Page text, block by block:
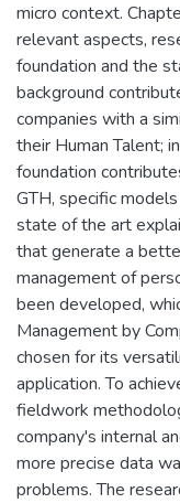
micro context.
relevant aspects,
foundation and the
background
companies with a
their Human Talent;
foundation
GTH, specific
state of the art
that generate a
management of
been developed,
Management by
chosen for its
application. To
fieldwork
company's internal
more precise data
problems. The